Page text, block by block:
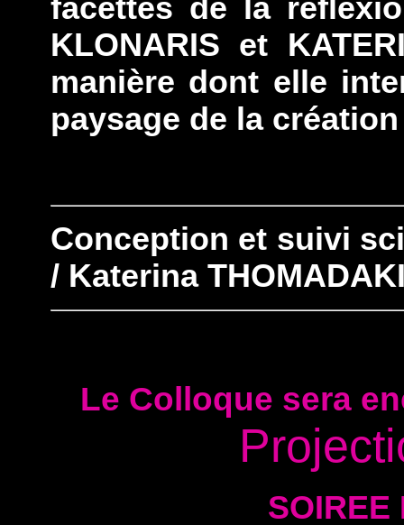
facettes de la
KLONARIS et
manière dont elle
paysage de la
Conception et suivi
/ Katerina
Le Colloque sera
SOIREE